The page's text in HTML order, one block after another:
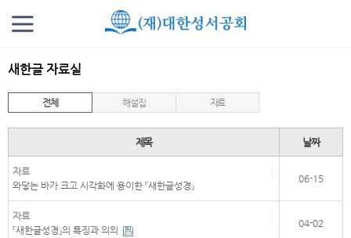
새한글 자료실
전체 해설집 자료
제목 날짜
자료
와닿는 바가 크고 시각화에 용이한 『새한글성경』
06-15
자료
『새한글성경』의 특징과 의의
04-02